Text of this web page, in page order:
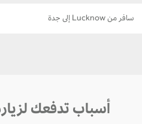
سافر من Lucknow إلى جدة
أسباب تدفعك